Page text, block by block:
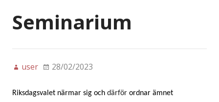
Seminarium
user 28/02/2023
Riksdagsvalet närmar sig och därför ordnar ämnet